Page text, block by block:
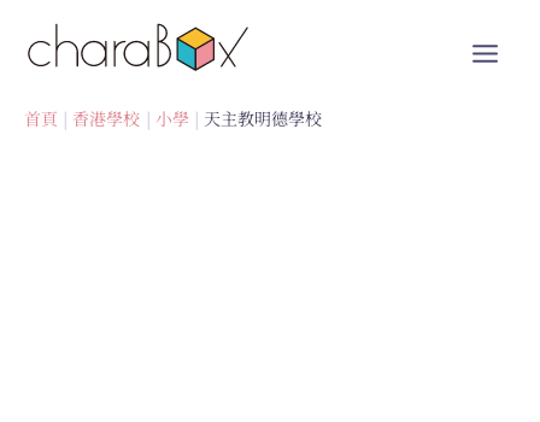
首頁 香港學校 小學 天主教明德學校